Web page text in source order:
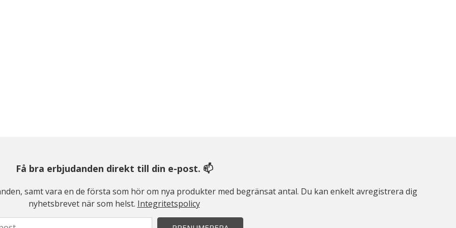
Få bra erbjudanden direkt till din e-post. 📫
samt vara en de första som hör om nya produkter med begränsat antal. Du kan enkelt avregistrera dig
nyhetsbrevet när som helst. Integritetspolicy